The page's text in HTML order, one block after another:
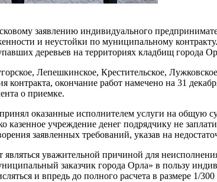
заявлению индивидуального
и неустойки по муниципальному
деревьев на территориях кладбищ города
Лепешкинское, Крестительское,
окончание работ намечено на 31
о приемке.
оказанные исполнителем услуги на
учреждение денег подрядчику не
заявленных требований, указав на
уважительной причиной для
заказчик города Орла» в пользу
и впредь до полного расчета в размере 1/